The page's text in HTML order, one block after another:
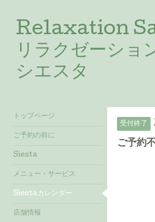
Relaxation
リラクゼーショ
シエスタ
受付終了
ご予約
トップページ
ご予約の前に
Siesta
メニュー・サービス
Siestaカレンダー
店舗情報